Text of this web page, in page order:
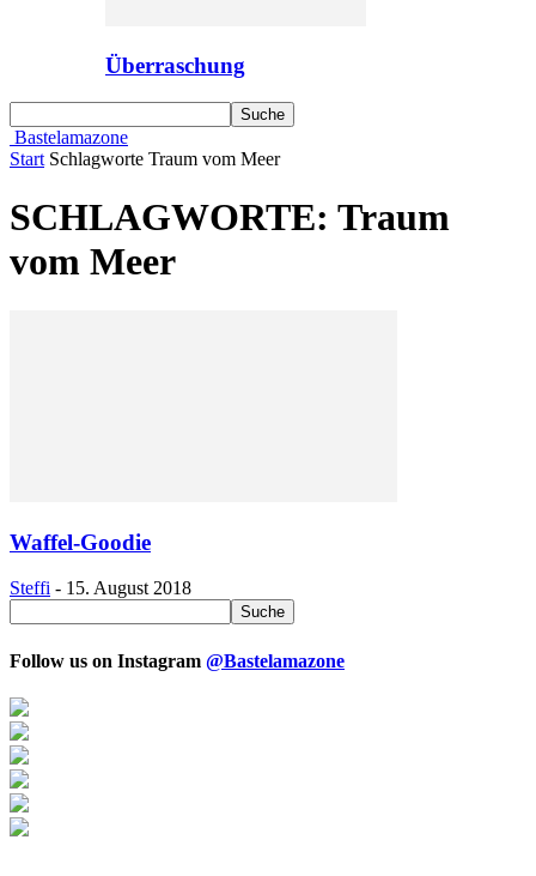
Überraschung
Bastelamazone
Start Schlagworte Traum vom Meer
SCHLAGWORTE: Traum
vom Meer
Waffel-Goodie
Steffi - 15. August 2018
Follow us on Instagram @Bastelamazone